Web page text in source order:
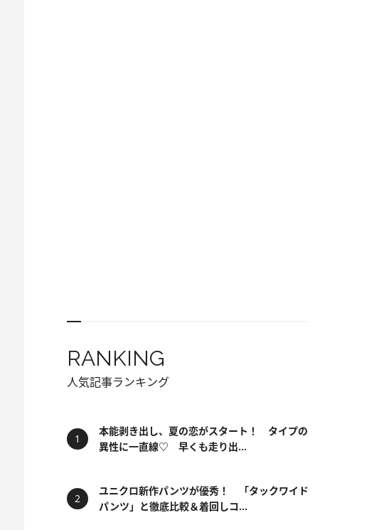
RANKING
人気記事ランキング
本能剥き出し、夏の恋がスタート！ タイプの
異性に一直線♡ 早くも走り出...
ユニクロ新作パンツが優秀！ 「タックワイド
パンツ」と徹底比較＆着回しコ...